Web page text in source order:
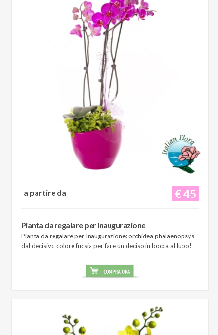
€ 45
a partire da
Pianta da regalare per Inaugurazione
Pianta da regalare per Inaugurazione: orchidea phalaenopsys
dal decisivo colore fucsia per fare un deciso in bocca al lupo!